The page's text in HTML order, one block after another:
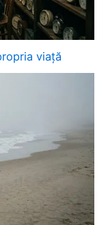
viață